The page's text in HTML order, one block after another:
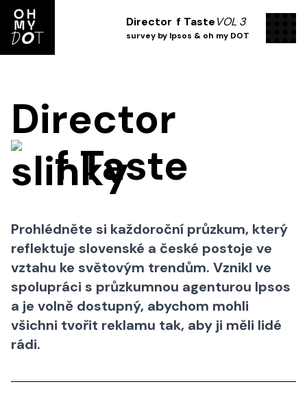
Director f TasteVOL 3
survey by Ipsos & oh my DOT
Director
f Taste
Prohlédněte si každoroční průzkum, který
reflektuje slovenské a české postoje ve
vztahu ke světovým trendům. Vznikl ve
spolupráci s průzkumnou agenturou Ipsos
a je volně dostupný, abychom mohli
všichni tvořit reklamu tak, aby ji měli lidé
rádi.